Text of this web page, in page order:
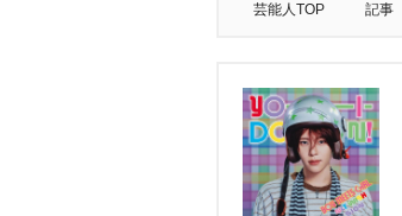
芸能人TOP 記事